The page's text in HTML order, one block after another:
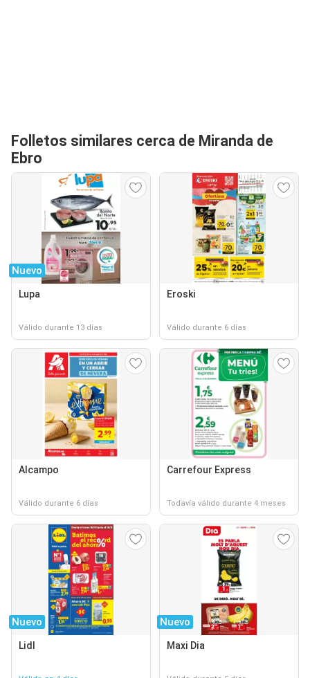
Folletos similares cerca de Miranda de
Ebro
Nuevo
Lupa
Válido durante 13 días
Eroski
Válido durante 6 días
Alcampo
Válido durante 6 días
Carrefour Express
Todavía válido durante 4 meses
Nuevo
Lidl
Nuevo
Maxi Dia